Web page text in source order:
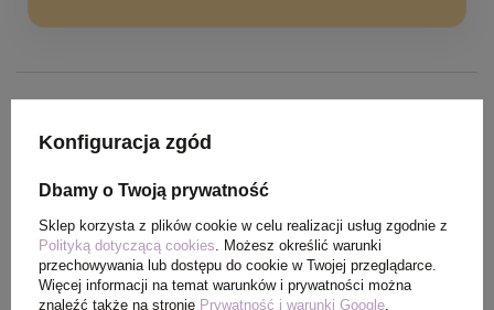
SPECYFIKACJA PRODUKTU
Kolor czerwony
Materiał metal
Konfiguracja zgód
Dbamy o Twoją prywatność
Sklep korzysta z plików cookie w celu realizacji usług zgodnie z
Polityką dotyczącą cookies . Możesz określić warunki
przechowywania lub dostępu do cookie w Twojej przeglądarce.
Więcej informacji na temat warunków i prywatności można
znaleźć także na stronie Prywatność i warunki Google